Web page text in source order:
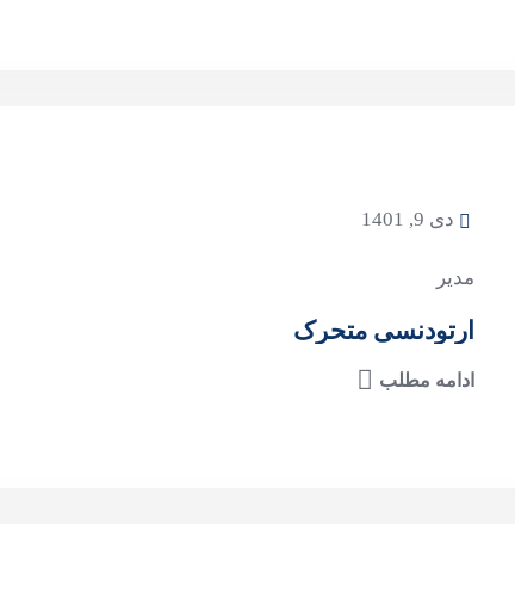
دی 9, 1401
مدیر
ارتودنسی متحرک
ادامه مطلب